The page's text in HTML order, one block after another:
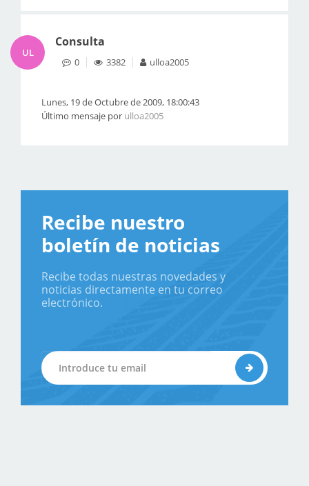
UL
Consulta
0 3382 ulloa2005
Lunes, 19 de Octubre de 2009, 18:00:43
Último mensaje por ulloa2005
Recibe nuestro
boletín de noticias
Recibe todas nuestras novedades y
noticias directamente en tu correo
electrónico.